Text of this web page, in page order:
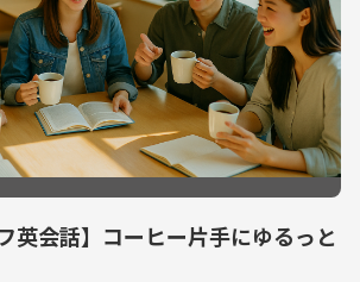
英会話】コーヒー片手にゆるっと